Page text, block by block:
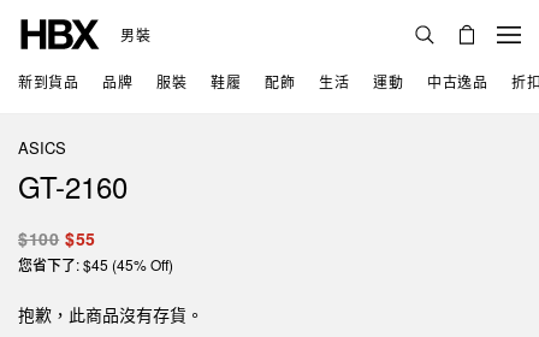
男裝
新到貨品 品牌 服裝 鞋履 配飾 生活 運動 中古逸品 折
ASICS
GT-2160
$100 $55
您省下了: $45 (45% Off)
抱歉，此商品沒有存貨。